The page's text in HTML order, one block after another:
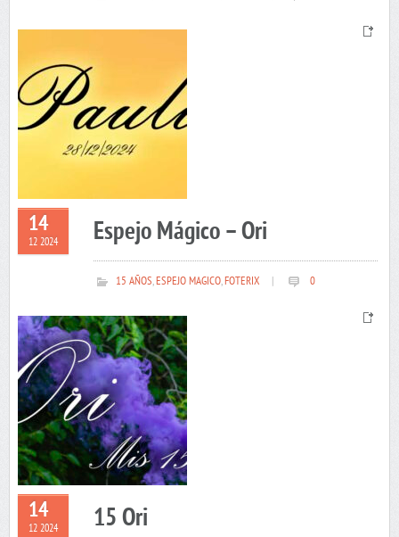
14
12 2024 Espejo Mágico – Ori
15 AÑOS,ESPEJO MAGICO,FOTERIX 0
14
12 2024 15 Ori